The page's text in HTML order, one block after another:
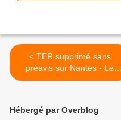
< TER supprimé sans
préavis sur Nantes - Le
Mans
Hébergé par Overblog